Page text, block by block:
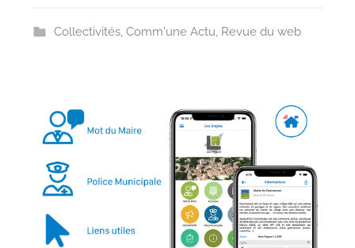
Collectivités, Comm'une Actu, Revue du web